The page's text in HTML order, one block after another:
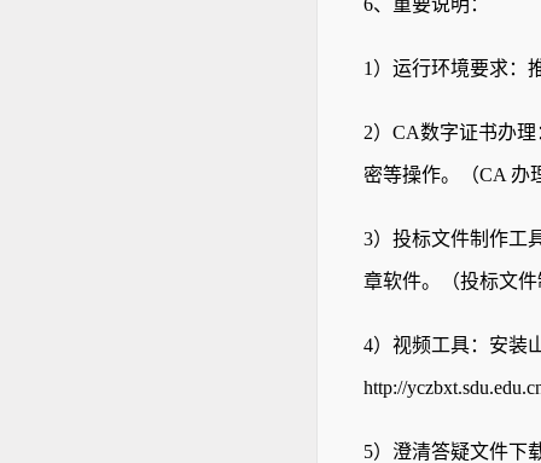
6、重要说明：
1 ）运行环境要求：
2） CA数字证书办
密等操作。（CA 办
3）投标文件制作工
章软件。（投标文
4）视频工具：安装
http://
5）澄清答疑文件下